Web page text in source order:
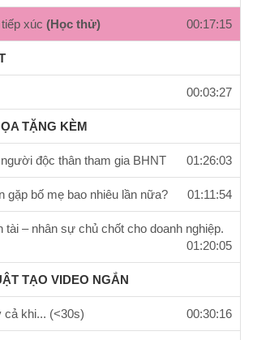
xúc (Học thử) 00:17:15
00:03:27
TẶNG KÈM
độc thân tham gia BHNT 01:26:03
gặp bố mẹ bao nhiêu lần nữa? 01:11:54
tài – nhân sự chủ chốt cho doanh nghiệp.
01:20:05
TẠO VIDEO NGẮN
cả khi... (<30s) 00:30:16